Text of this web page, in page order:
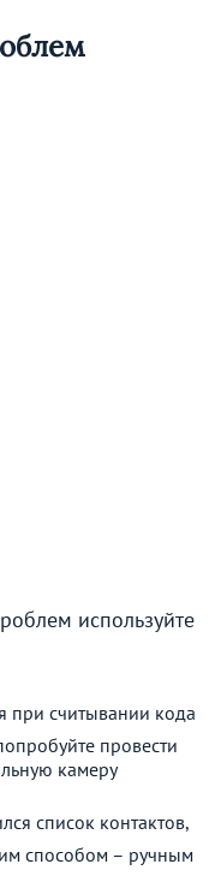
используйте
при считывании кода
провести
камеру
список контактов,
способом – ручным